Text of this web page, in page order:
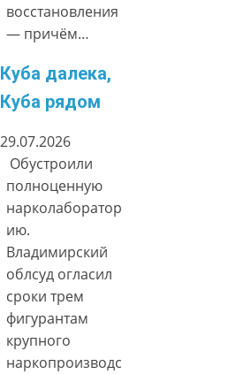
восстановления
— причём…
Куба далека,
Куба рядом
29.07.2026
Обустроили
полноценную
нарколаборатор
ию.
Владимирский
облсуд огласил
сроки трем
фигурантам
крупного
наркопроизводс